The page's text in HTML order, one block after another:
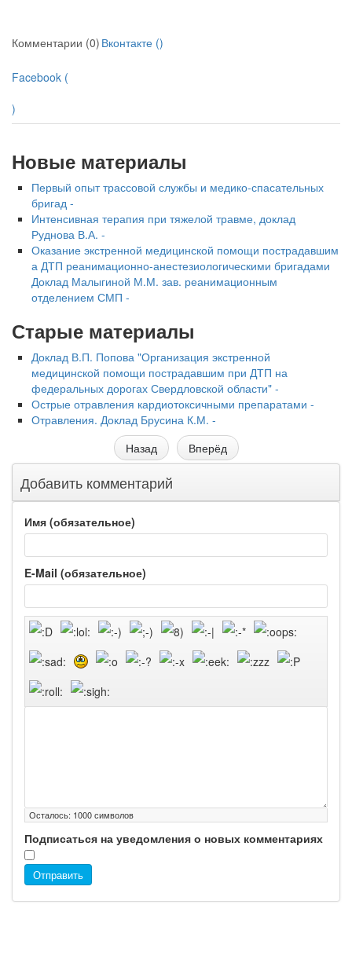
Комментарии (0) Вконтакте ()
Facebook (
)
Новые материалы
Первый опыт трассовой службы и медико-спасательных
бригад -
Интенсивная терапия при тяжелой травме, доклад
Руднова В.А. -
Оказание экстренной медицинской помощи пострадавшим
а ДТП реанимационно-анестезиологическими бригадами
Доклад Малыгиной М.М. зав. реанимационным
отделением СМП -
Старые материалы
Доклад В.П. Попова "Организация экстренной
медицинской помощи пострадавшим при ДТП на
федеральных дорогах Свердловской области" -
Острые отравления кардиотоксичными препаратами -
Отравления. Доклад Брусина К.М. -
Назад
Вперёд
Добавить комментарий
Имя (обязательное)
E-Mail (обязательное)
Осталось: 1000символов
Подписаться на уведомления о новых комментариях
Отправить